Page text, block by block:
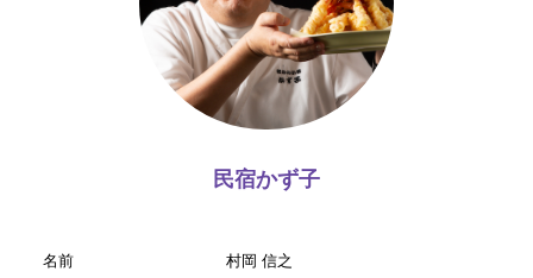
民宿かず子
名前
村岡 信之